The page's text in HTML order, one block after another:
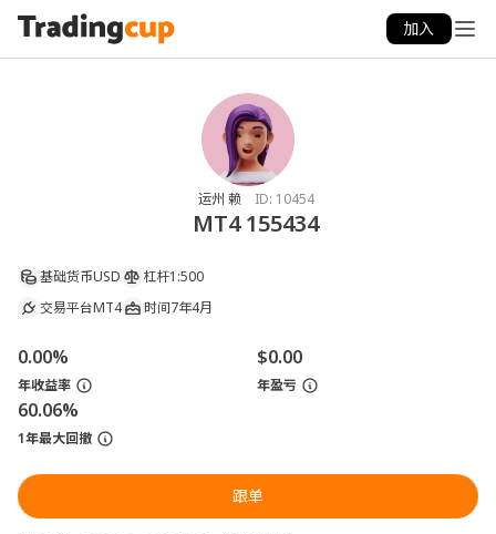
加入
运州 赖 ID: 10454
MT4 155434
基础货币USD 杠杆1:500
交易平台MT4 时间7年4月
0.00%
年收益率
$0.00
年盈亏
60.06%
1年最大回撤
跟单